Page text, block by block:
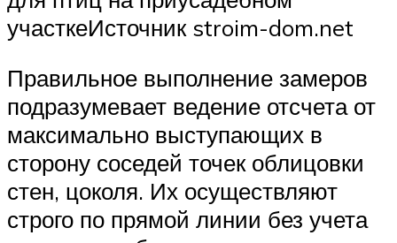
участкеИсточник stroim-dom.net
Правильное выполнение замеров
подразумевает ведение отсчета от
максимально выступающих в
сторону соседей точек облицовки
стен, цоколя. Их осуществляют
строго по прямой линии без учета